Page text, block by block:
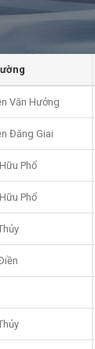
Văn Hưởng
Đăng Giai
Phổ
Phổ